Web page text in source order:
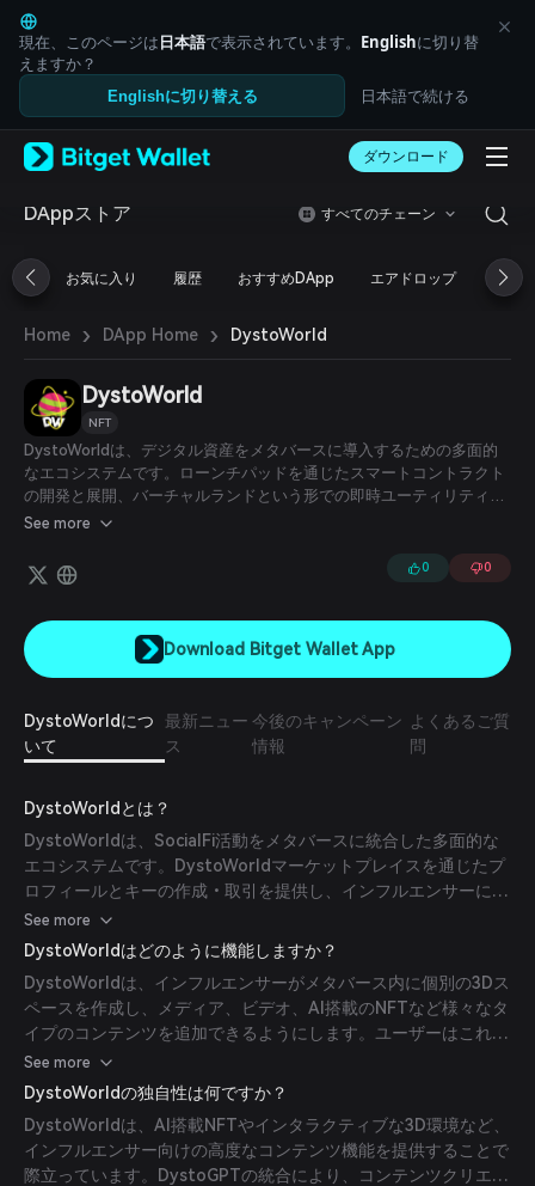
English
日本語
Tiếng Việt
Русский
Español (Latinoamérica)
Italiano
Deutsch
繁體中文
Português (Portugal)
ภาษาไทย
العربية
हिन्दी
Español
Português (Brasil)
Español (Argentina)
現在、このページは日本語で表示されています。 Englishに切り替
えますか？
Englishに切り替える 日本語で続ける
ダウンロード
DAppストア すべてのチェーン
お気に入り 履歴 おすすめDApp エアドロップ DeFi
Home › DApp Home › DystoWorld
DystoWorld
NFT
DystoWorldは、デジタル資産をメタバースに導入するための多面的
なエコシステムです。ローンチパッドを通じたスマートコントラクト
の開発と展開、バーチャルランドという形での即時ユーティリティ、
そして暗号通貨に不慣れなユーザーにも使いやすいセキュリティを提
See more
0 0
Download Bitget Wallet App
DystoWorldにつ
いて
最新ニュー
ス
今後のキャンペーン
情報
よくあるご質
問
DystoWorldとは？
DystoWorldは、SocialFi活動をメタバースに統合した多面的な
エコシステムです。DystoWorldマーケットプレイスを通じたプ
ロフィールとキーの作成・取引を提供し、インフルエンサーには
Dystoポータルを通じてコンテンツで強化可能な独自の3Dスペ
ースが提供されます。このプラットフォームは、AIおよびWeb3
技術を活用して、ユーザーとクリエイターの双方に没入型の体験
を届け、デジタル接続性を再定義することを目指しています。
See more
DystoWorldはどのように機能しますか？
DystoWorldは、インフルエンサーがメタバース内に個別の3Dス
ペースを作成し、メディア、ビデオ、AI搭載のNFTなど様々なタ
イプのコンテンツを追加できるようにします。ユーザーはこれら
のスペースで交流し、コンテンツに関わり、DystoWorld
KeyPad内でキー取引に参加できます。プラットフォームには、
クリエイターによってカスタマイズされたAIコンパニオンである
DystoGPTも組み込まれており、不在時でもユーザーのエンゲー
ジメントを維持します。
See more
DystoWorldの独自性は何ですか？
DystoWorldは、AI搭載NFTやインタラクティブな3D環境など、
インフルエンサー向けの高度なコンテンツ機能を提供することで
際立っています。DystoGPTの統合により、コンテンツクリエイ